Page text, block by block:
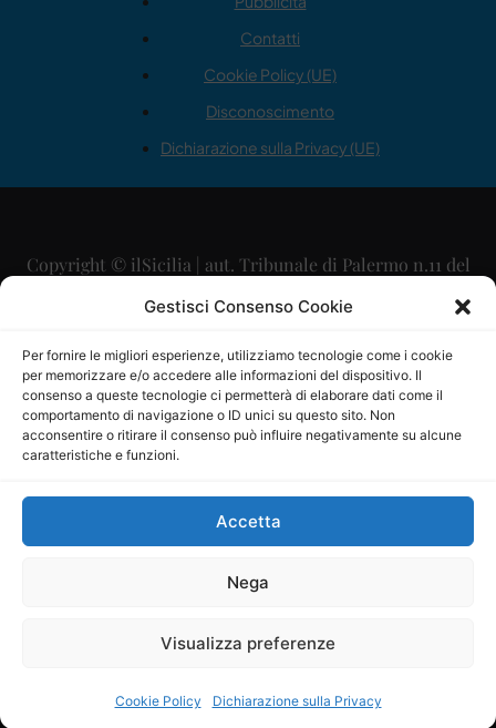
Gestisci Consenso Cookie
Per fornire le migliori esperienze, utilizziamo tecnologie come i cookie
per memorizzare e/o accedere alle informazioni del dispositivo. Il
consenso a queste tecnologie ci permetterà di elaborare dati come il
comportamento di navigazione o ID unici su questo sito. Non
acconsentire o ritirare il consenso può influire negativamente su alcune
caratteristiche e funzioni.
Accetta
Nega
Visualizza preferenze
Cookie Policy Dichiarazione sulla Privacy
Contatti
Cookie Policy (UE)
Disconoscimento
Dichiarazione sulla Privacy (UE)
Copyright © ilSicilia | aut. Tribunale di Palermo n.11 del
29/09/2015
Direttore Editoriale: Maurizio Scaglione
Direttore Responsabile: Maria Calabrese
P.IVA: 06334930820
Mercurio Comunicazione Società Cooperativa a r.l. è
iscritta al Registro degli Operatori di Comunicazione al
Sito gestito daLa Digitale srl–info@ladigitale.it